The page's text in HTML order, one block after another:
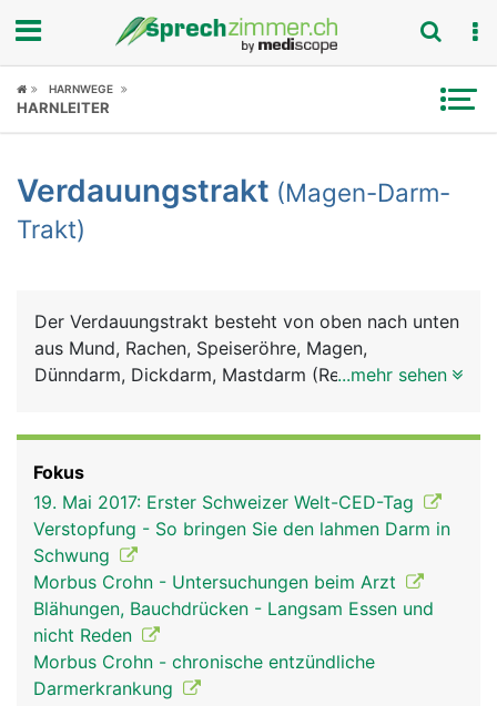
Fokus
Symptome
Ratgeber
HARNWEGE
HARNLEITER
Verdauungstrakt (Magen-Darm-
Trakt)
Der Verdauungstrakt besteht von oben nach unten
aus Mund, Rachen, Speiseröhre, Magen,
Dünndarm, Dickdarm, Mastdarm (Rektum) und
Zähnen zerkleinert und mit dem Sekret der
Speicheldrüsen vermischt. Der Speichel macht
feste Bissen gleitfähig und leitet die Verdauung
der zuckerhaltigen Lebensmittel (Kohlenhydrate)
ein. In Magen und Darm wird die Nahrung weiter
aufgespalten ("verdaut"). Dabei helfen die
Verdauungssäfte der Bauchspeicheldrüse und die
Galle aus der Leber. Wichtige Nährstoffe werden
vom Darm über die Schleimhaut ins Blut
...mehr sehen
Fokus
19. Mai 2017: Erster Schweizer Welt-CED-Tag
Verstopfung - So bringen Sie den lahmen Darm in
Schwung
Morbus Crohn - Untersuchungen beim Arzt
Blähungen, Bauchdrücken - Langsam Essen und
nicht Reden
Morbus Crohn - chronische entzündliche
Darmerkrankung